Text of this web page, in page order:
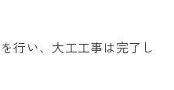
お問い合わせ
行い、大工工事は完了し